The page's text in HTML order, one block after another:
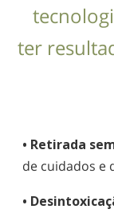
ter
• Retirada
de cuidados e
•